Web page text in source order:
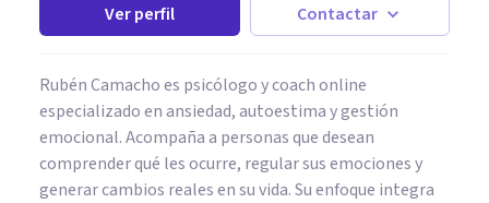
Ver perfil Contactar
Rubén Camacho es psicólogo y coach online
especializado en ansiedad, autoestima y gestión
emocional. Acompaña a personas que desean
comprender qué les ocurre, regular sus emociones y
generar cambios reales en su vida. Su enfoque integra